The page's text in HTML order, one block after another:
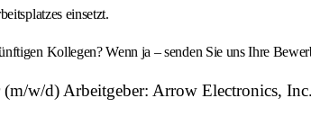
einsetzt.
Kollegen? Wenn ja – senden Sie uns Ihre
(m/w/d) Arbeitgeber: Arrow Electronics, Inc.